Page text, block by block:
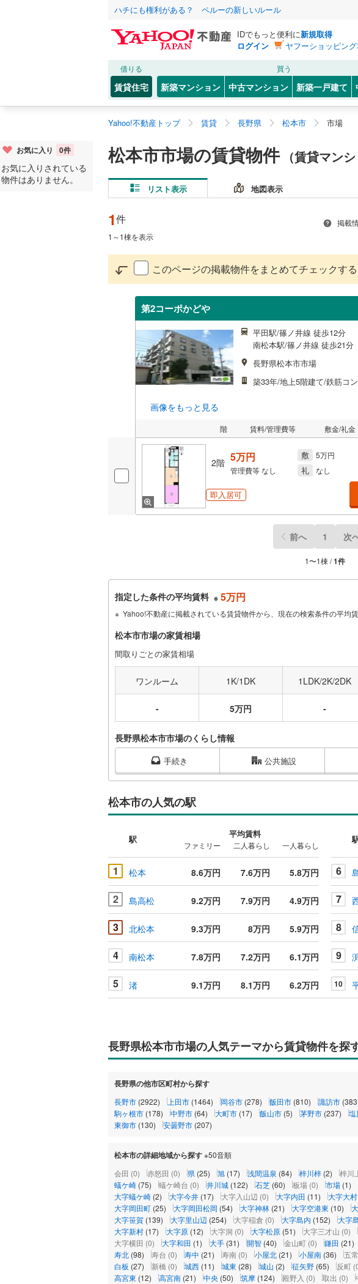
ハチにも権利がある？ ペルーの新しいルール
IDでもっと便利に新規取得
ログイン
ヤフーショッピン
借りる
賃貸住宅
買う
新築マンション 中古マンション 新築一戸建て
Yahoo!不動産トップ 賃貸 長野県 松本市 市場
松本市市場の賃貸物件 （賃貸マン
リスト表示 地図表示
1件
1 ～1棟を表示
掲載
このページの掲載物件をまとめてチェックする
第2コーポかどや
画像をもっと見る
平田駅/篠ノ井線 徒歩12分
南松本駅/篠ノ井線 徒歩21分
長野県松本市市場
築33年/地上5階建て/鉄筋コ
階 賃料/管理費等 敷金/礼金
2階 5万円
管理費等なし
敷 5万円
礼 なし
即入居可
前へ 1 次
1〜1棟 /1件
指定した条件の平均賃料 ※ 5万円
Yahoo!不動産に掲載されている賃貸物件から、現在の検索条件の平均賃
松本市市場の家賃相場
間取りごとの家賃相場
ワンルーム 1K/1DK 1LDK/2K/2DK
- 5万円 -
長野県松本市市場のくらし情報
手続き 公共施設
松本市の人気の駅
駅 平均賃料
ファミリー 二人暮らし 一人暮らし
1 松本 8.6万円 7.6万円 5.8万円
2 島高松 9.2万円 7.9万円 4.9万円
3 北松本 9.3万円 8万円 5.9万円
4 南松本 7.8万円 7.2万円 6.1万円
5 渚 9.1万円 8.1万円 6.2万円
6
7
8
9
10
長野県松本市市場の人気テーマから賃貸物件を探
長野県の他市区町村から探す
長野市 (2922) 上田市 (1464) 岡谷市 (278) 飯田市 (810) 諏訪市
駒ヶ根市 (178) 中野市 (64) 大町市 (17) 飯山市 (5) 茅野市 (237) 塩
東御市 (130) 安曇野市 (207)
松本市の詳細地域から探す※50音順
会田 (0) 赤怒田 (0) 県 (25) 旭 (17) 浅間温泉 (84) 梓川梓 (2) 梓川
蟻ケ崎 (75) 蟻ケ崎台 (0) 井川城 (122) 石芝 (60) 板場 (0) 市場 (1)
大字蟻ケ崎 (2) 大字今井 (17) 大字入山辺 (0) 大字内田 (11) 大字大村
大字岡田町 (25) 大字岡田松岡 (54) 大字神林 (21) 大字空港東 (10)
大字笹賀 (139) 大字里山辺 (254) 大字稲倉 (0) 大字島内 (152) 大字
大字新村 (17) 大字原 (12) 大字洞 (0) 大字松原 (51) 大字三才山 (0)
大字横田 (0) 大字和田 (1) 大手 (31) 開智 (40) 金山町 (0) 鎌田 (21)
寿北 (98) 寿台 (0) 寿中 (21) 寿南 (0) 小屋北 (21) 小屋南 (36) 五常
白板 (27) 新橋 (0) 城西 (11) 城東 (28) 城山 (2) 征矢野 (65) 反町
高宮東 (12) 高宮南 (21) 中央 (50) 筑摩 (124) 殿野入 (0) 取出 (0)
お気に入り 0件
お気に入りされている
物件はありません。